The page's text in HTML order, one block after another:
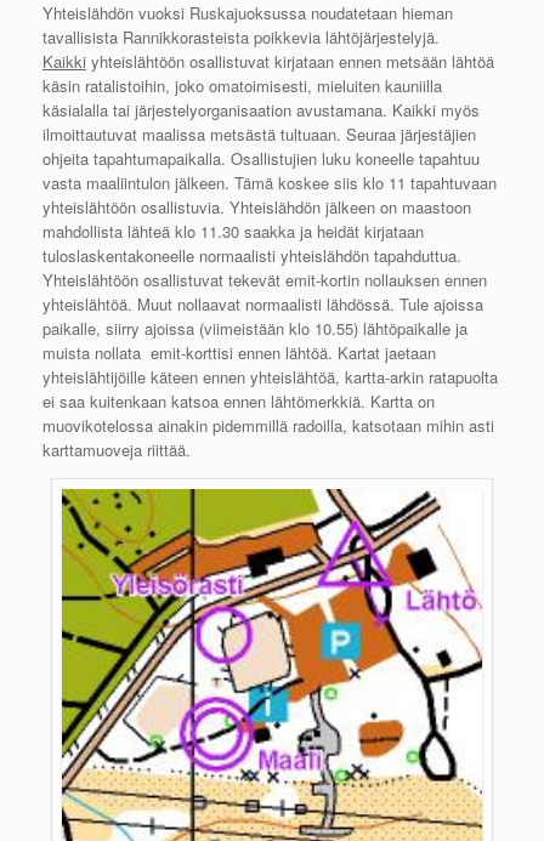
Yhteislähdön vuoksi Ruskajuoksussa noudatetaan hieman
tavallisista Rannikkorasteista poikkevia lähtöjärjestelyjä.
Kaikki yhteislähtöön osallistuvat kirjataan ennen metsään lähtöä
käsin ratalistoihin, joko omatoimisesti, mieluiten kauniilla
käsialalla tai järjestelyorganisaation avustamana. Kaikki myös
ilmoittautuvat maalissa metsästä tultuaan. Seuraa järjestäjien
ohjeita tapahtumapaikalla. Osallistujien luku koneelle tapahtuu
vasta maaliintulon jälkeen. Tämä koskee siis klo 11 tapahtuvaan
yhteislähtöön osallistuvia. Yhteislähdön jälkeen on maastoon
mahdollista lähteä klo 11.30 saakka ja heidät kirjataan
tuloslaskentakoneelle normaalisti yhteislähdön tapahduttua.
Yhteislähtöön osallistuvat tekevät emit-kortin nollauksen ennen
yhteislähtöä. Muut nollaavat normaalisti lähdössä. Tule ajoissa
paikalle, siirry ajoissa (viimeistään klo 10.55) lähtöpaikalle ja
muista nollata emit-korttisi ennen lähtöä. Kartat jaetaan
yhteislähtijöille käteen ennen yhteislähtöä, kartta-arkin ratapuolta
ei saa kuitenkaan katsoa ennen lähtömerkkiä. Kartta on
muovikotelossa ainakin pidemmillä radoilla, katsotaan mihin asti
karttamuoveja riittää.